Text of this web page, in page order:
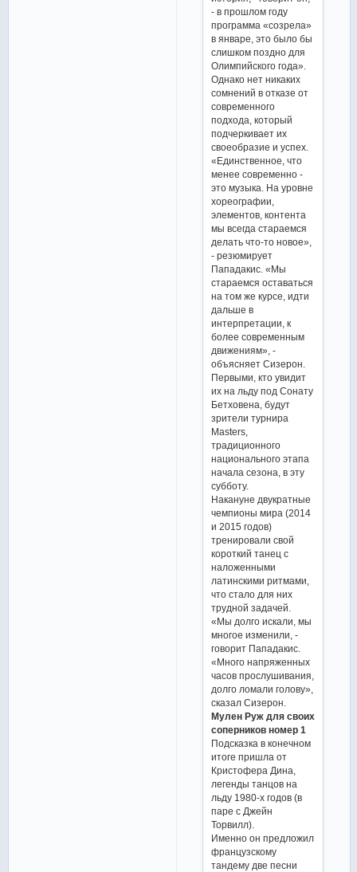
- в прошлом году
программа «созрела»
в январе, это было бы
слишком поздно для
Олимпийского года».
Однако нет никаких
сомнений в отказе от
современного
подхода, который
подчеркивает их
своеобразие и успех.
«Единственное, что
менее современно -
это музыка. На уровне
хореографии,
элементов, контента
мы всегда стараемся
делать что-то новое»,
- резюмирует
Пападакис. «Мы
стараемся оставаться
на том же курсе, идти
дальше в
интерпретации, к
более современным
движениям», -
объясняет Сизерон.
Первыми, кто увидит
их на льду под Сонату
Бетховена, будут
зрители турнира
Masters,
традиционного
национального этапа
начала сезона, в эту
субботу.
Накануне двукратные
чемпионы мира (2014
и 2015 годов)
тренировали свой
короткий танец с
наложенными
латинскими ритмами,
что стало для них
трудной задачей.
«Мы долго искали, мы
многое изменили, -
говорит Пападакис.
«Много напряженных
часов прослушивания,
долго ломали голову»,
сказал Сизерон.
Мулен Руж для своих
соперников номер 1
Подсказка в конечном
итоге пришла от
Кристофера Дина,
легенды танцов на
льду 1980-х годов (в
паре с Джейн
Торвилл).
Именно он предложил
французскому
тандему две песни